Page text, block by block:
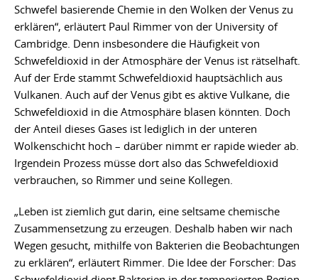
Schwefel basierende Chemie in den Wolken der Venus zu
erklären“, erläutert Paul Rimmer von der University of
Cambridge. Denn insbesondere die Häufigkeit von
Schwefeldioxid in der Atmosphäre der Venus ist rätselhaft.
Auf der Erde stammt Schwefeldioxid hauptsächlich aus
Vulkanen. Auch auf der Venus gibt es aktive Vulkane, die
Schwefeldioxid in die Atmosphäre blasen könnten. Doch
der Anteil dieses Gases ist lediglich in der unteren
Wolkenschicht hoch – darüber nimmt er rapide wieder ab.
Irgendein Prozess müsse dort also das Schwefeldioxid
verbrauchen, so Rimmer und seine Kollegen.
„Leben ist ziemlich gut darin, eine seltsame chemische
Zusammensetzung zu erzeugen. Deshalb haben wir nach
Wegen gesucht, mithilfe von Bakterien die Beobachtungen
zu erklären“, erläutert Rimmer. Die Idee der Forscher: Das